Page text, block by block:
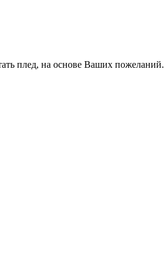
плед, на основе Ваших пожеланий.